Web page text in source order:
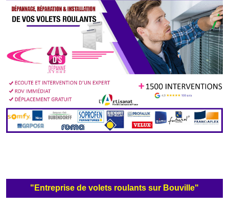
"Entreprise de volets roulants sur Bouville"